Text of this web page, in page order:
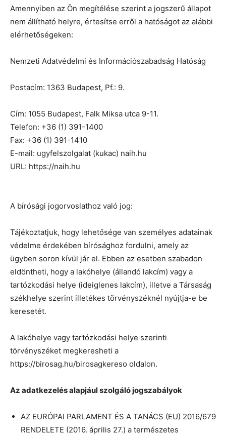
Amennyiben az Ön megítélése szerint a jogszerű állapot
nem állítható helyre, értesítse erről a hatóságot az alábbi
elérhetőségeken:
Nemzeti Adatvédelmi és Információszabadság Hatóság
Postacím: 1363 Budapest, Pf.: 9.
Cím: 1055 Budapest, Falk Miksa utca 9-11.
Telefon: +36 (1) 391-1400
Fax: +36 (1) 391-1410
E-mail: ugyfelszolgalat (kukac) naih.hu
URL: https://naih.hu
A bírósági jogorvoslathoz való jog:
Tájékoztatjuk, hogy lehetősége van személyes adatainak
védelme érdekében bírósághoz fordulni, amely az
ügyben soron kívül jár el. Ebben az esetben szabadon
eldöntheti, hogy a lakóhelye (állandó lakcím) vagy a
tartózkodási helye (ideiglenes lakcím), illetve a Társaság
székhelye szerint illetékes törvényszéknél nyújtja-e be
keresetét.
A lakóhelye vagy tartózkodási helye szerinti
törvényszéket megkeresheti a
https://birosag.hu/birosagkereso oldalon.
Az adatkezelés alapjául szolgáló jogszabályok
AZ EURÓPAI PARLAMENT ÉS A TANÁCS (EU) 2016/679
RENDELETE (2016. április 27.) a természetes